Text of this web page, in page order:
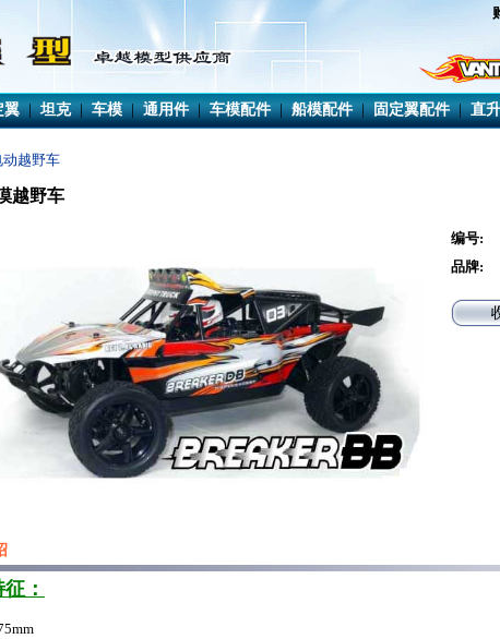
翼|坦克|车模 |通用件|车模配件|船模配件|固定翼配件|直
动越野车
越野车
编号:
品牌:
：